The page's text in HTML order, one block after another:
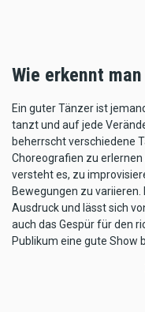
Wie erkennt
Ein guter Tänzer ist
tanzt und auf jede
beherrscht verschiedene
Choreografien zu
versteht es, zu
Bewegungen zu
Ausdruck und lässt sich
auch das Gespür für den
Publikum eine gute Show